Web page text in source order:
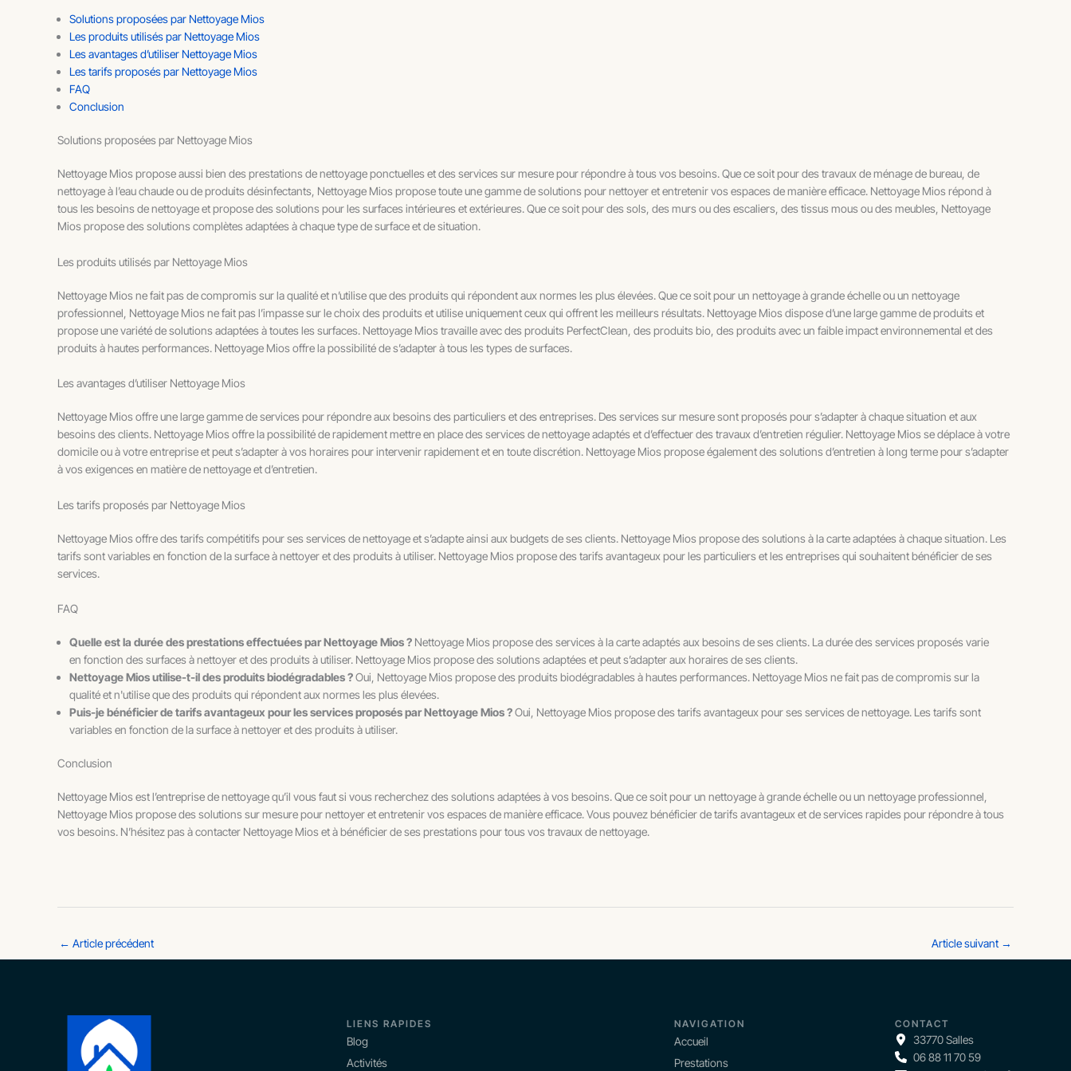
Solutions proposées par Nettoyage Mios
Les produits utilisés par Nettoyage Mios
Les avantages d’utiliser Nettoyage Mios
Les tarifs proposés par Nettoyage Mios
FAQ
Conclusion
Solutions proposées par Nettoyage Mios
Nettoyage Mios propose aussi bien des prestations de nettoyage ponctuelles et des services sur mesure pour répondre à tous vos besoins. Que ce soit pour des travaux de ménage de bureau, de
nettoyage à l’eau chaude ou de produits désinfectants, Nettoyage Mios propose toute une gamme de solutions pour nettoyer et entretenir vos espaces de manière efficace. Nettoyage Mios répond à
tous les besoins de nettoyage et propose des solutions pour les surfaces intérieures et extérieures. Que ce soit pour des sols, des murs ou des escaliers, des tissus mous ou des meubles, Nettoyage
Mios propose des solutions complètes adaptées à chaque type de surface et de situation.
Les produits utilisés par Nettoyage Mios
Nettoyage Mios ne fait pas de compromis sur la qualité et n’utilise que des produits qui répondent aux normes les plus élevées. Que ce soit pour un nettoyage à grande échelle ou un nettoyage
professionnel, Nettoyage Mios ne fait pas l’impasse sur le choix des produits et utilise uniquement ceux qui offrent les meilleurs résultats. Nettoyage Mios dispose d’une large gamme de produits et
propose une variété de solutions adaptées à toutes les surfaces. Nettoyage Mios travaille avec des produits PerfectClean, des produits bio, des produits avec un faible impact environnemental et des
produits à hautes performances. Nettoyage Mios offre la possibilité de s’adapter à tous les types de surfaces.
Les avantages d’utiliser Nettoyage Mios
Nettoyage Mios offre une large gamme de services pour répondre aux besoins des particuliers et des entreprises. Des services sur mesure sont proposés pour s’adapter à chaque situation et aux
besoins des clients. Nettoyage Mios offre la possibilité de rapidement mettre en place des services de nettoyage adaptés et d’effectuer des travaux d’entretien régulier. Nettoyage Mios se déplace à votre
domicile ou à votre entreprise et peut s’adapter à vos horaires pour intervenir rapidement et en toute discrétion. Nettoyage Mios propose également des solutions d’entretien à long terme pour s’adapter
à vos exigences en matière de nettoyage et d’entretien.
Les tarifs proposés par Nettoyage Mios
Nettoyage Mios offre des tarifs compétitifs pour ses services de nettoyage et s’adapte ainsi aux budgets de ses clients. Nettoyage Mios propose des solutions à la carte adaptées à chaque situation. Les
tarifs sont variables en fonction de la surface à nettoyer et des produits à utiliser. Nettoyage Mios propose des tarifs avantageux pour les particuliers et les entreprises qui souhaitent bénéficier de ses
services.
FAQ
Quelle est la durée des prestations effectuées par Nettoyage Mios ? Nettoyage Mios propose des services à la carte adaptés aux besoins de ses clients. La durée des services proposés varie
en fonction des surfaces à nettoyer et des produits à utiliser. Nettoyage Mios propose des solutions adaptées et peut s’adapter aux horaires de ses clients.
Nettoyage Mios utilise-t-il des produits biodégradables ?Oui, Nettoyage Mios propose des produits biodégradables à hautes performances. Nettoyage Mios ne fait pas de compromis sur la
qualité et n'utilise que des produits qui répondent aux normes les plus élevées.
Puis-je bénéficier de tarifs avantageux pour les services proposés par Nettoyage Mios ?Oui, Nettoyage Mios propose des tarifs avantageux pour ses services de nettoyage. Les tarifs sont
variables en fonction de la surface à nettoyer et des produits à utiliser.
Conclusion
Nettoyage Mios est l’entreprise de nettoyage qu’il vous faut si vous recherchez des solutions adaptées à vos besoins. Que ce soit pour un nettoyage à grande échelle ou un nettoyage professionnel,
Nettoyage Mios propose des solutions sur mesure pour nettoyer et entretenir vos espaces de manière efficace. Vous pouvez bénéficier de tarifs avantageux et de services rapides pour répondre à tous
vos besoins. N’hésitez pas à contacter Nettoyage Mios et à bénéficier de ses prestations pour tous vos travaux de nettoyage.
← Article précédent Article suivant →
LIENS RAPIDES
Blog
Activités
NAVIGATION
Accueil
Prestations
CONTACT
33770 Salles
06 88 11 70 59